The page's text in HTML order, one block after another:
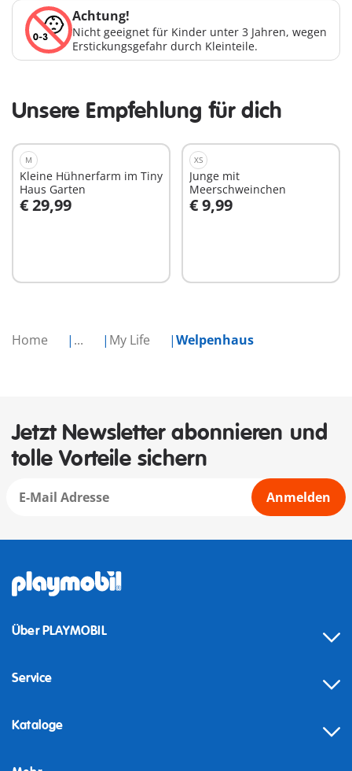
Home ... My Life Welpenhaus
Achtung!
Nicht geeignet für Kinder unter 3 Jahren, wegen
Erstickungsgefahr durch Kleinteile.
Unsere Empfehlung für dich
M
Kleine Hühnerfarm im Tiny
Haus Garten
€ 29,99
In den Warenkorb
XS
Junge mit
Meerschweinchen
€ 9,99
In den Warenkorb
Jetzt Newsletter abonnieren und
tolle Vorteile sichern
Anmelden
Über PLAYMOBIL
Service
Kataloge